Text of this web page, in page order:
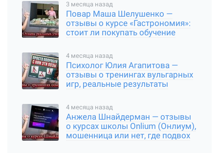
3 месяца назад
Повар Маша Шелушенко —
отзывы о курсе «Гастрономия»:
стоит ли покупать обучение
4 месяца назад
Психолог Юлия Агапитова —
отзывы о тренингах вульгарных
игр, реальные результаты
4 месяца назад
Анжела Шнайдерман — отзывы
о курсах школы Onlium (Онлиум),
мошенница или нет, где подвох